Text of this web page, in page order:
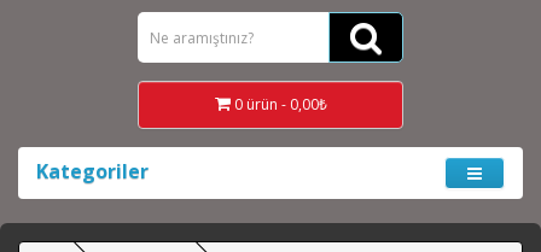
0 ürün - 0,00₺
Kategoriler